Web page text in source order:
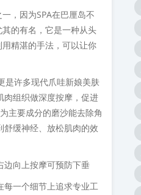
，因为SPA在巴厘岛不
的有名，它是一种从头
精湛的手法，可以让你
是许多现代爪哇新娘美肤
肉组织做深度按摩，促进
主要成分的磨沙能去除角
缓神经、放松肌肉的效
边向上按摩可预防下垂
每一个细节上追求专业工